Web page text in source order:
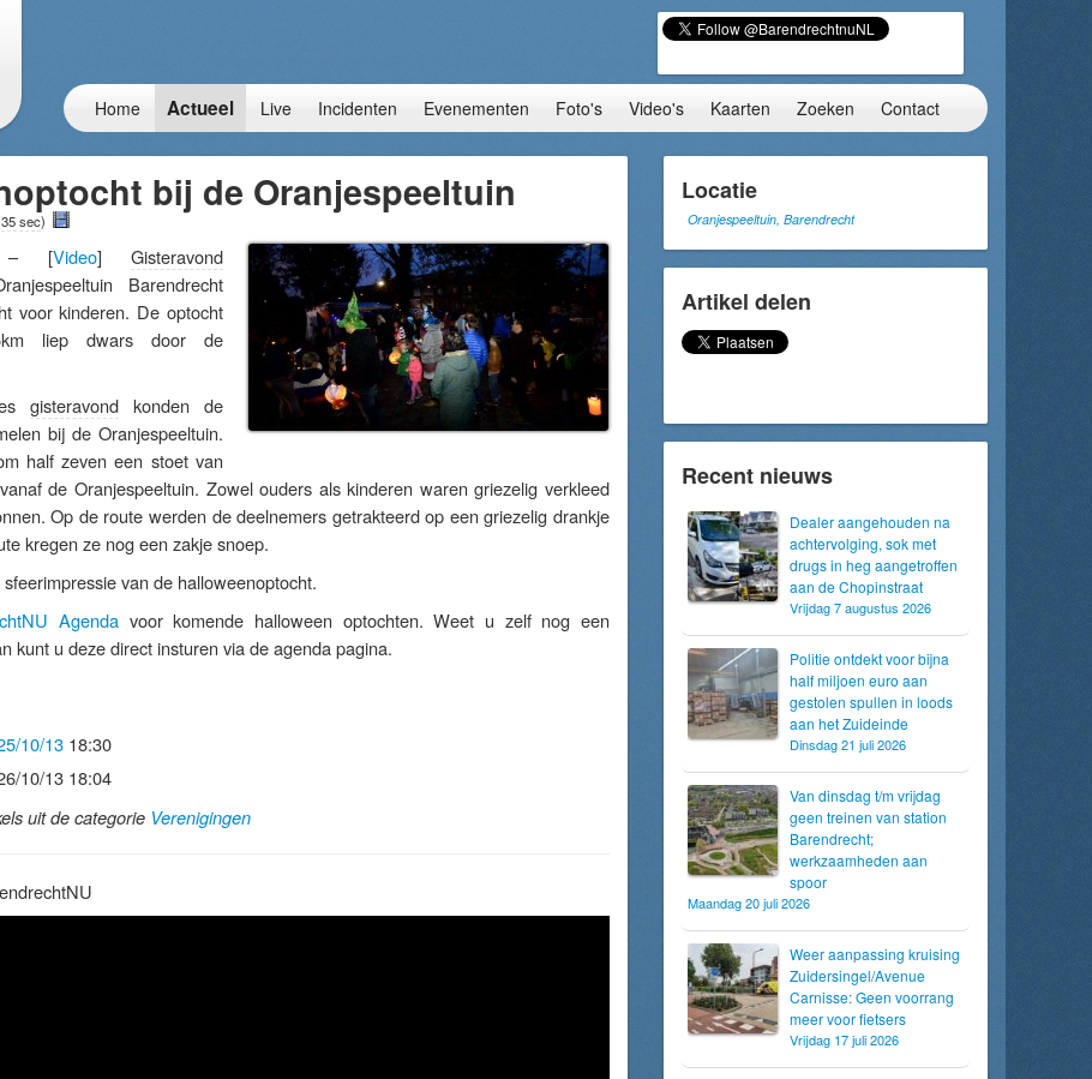
Home Actueel Live Incidenten Evenementen Foto's Video's Kaarten Zoeken Contact
bij de Oranjespeeltuin
35 sec)
– [Video]Gisteravond
Barendrecht
voor kinderen. De optocht
liep dwars door de
gisteravondkonden de
bij de Oranjespeeltuin.
half zeven een stoet van
de Oranjespeeltuin. Zowel ouders als kinderen waren griezelig verkleed
Op de route werden de deelnemers getrakteerd op een griezelig drankje
kregen ze nog een zakje snoep.
van de halloweenoptocht.
Agenda voor komende halloween optochten. Weet u zelf nog een
kunt u deze direct insturen via de agenda pagina.
10/13 18:30
10/13 18:04
uit de categorie Verenigingen
Locatie
Oranjespeeltuin, Barendrecht
Artikel delen
Recent nieuws
Dealer aangehouden na
achtervolging, sok met
drugs in heg aangetroffen
aan de Chopinstraat
Vrijdag 7 augustus 2026
Politie ontdekt voor bijna
half miljoen euro aan
gestolen spullen in loods
aan het Zuideinde
Dinsdag 21 juli 2026
Van dinsdag t/m vrijdag
geen treinen van station
Barendrecht;
werkzaamheden aan
spoor
Maandag 20 juli 2026
Weer aanpassing kruising
Zuidersingel/Avenue
Carnisse: Geen voorrang
meer voor fietsers
Vrijdag 17 juli 2026